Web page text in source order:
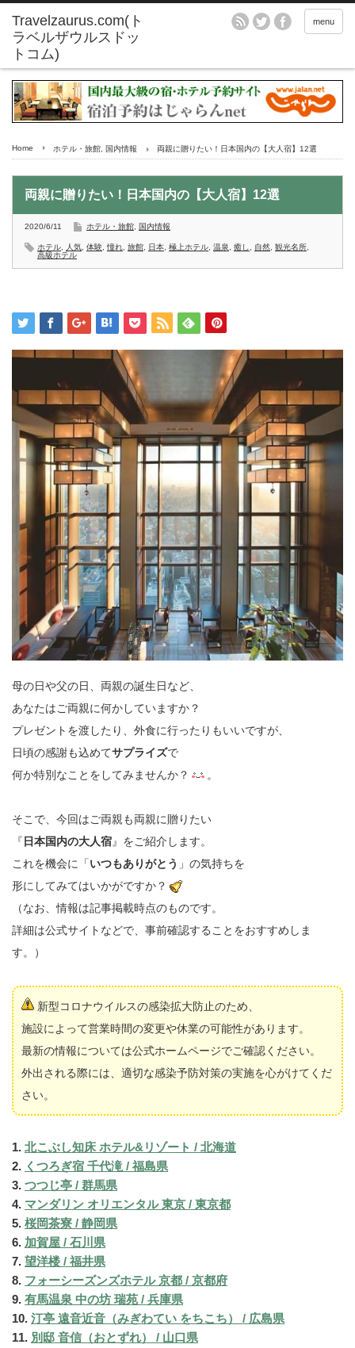
menu
Home ホテル・旅館 国内情報 両親に贈りたい！日本国内の【大人宿】12選
両親に贈りたい！日本国内の【大人宿】12選
2020/6/11 ホテル・旅館 国内情報
ホテル 人気 体験 憧れ 旅館 日本 極上ホテル 温泉 癒し 自然 観光名所
高級ホテル
母の日や父の日、両親の誕生日など、
あなたはご両親に何かしていますか？
プレゼントを渡したり、外食に行ったりもいいですが、
日頃の感謝も込めてサプライズで
何か特別なことをしてみませんか？
。
そこで、今回はご両親も両親に贈りたい
『 日本国内の大人宿』をご紹介します。
これを機会に「いつもありがとう 」の気持ちを
形にしてみてはいかがですか？
（なお、情報は記事掲載時点のものです。
詳細は公式サイトなどで、事前確認することをおすすめしま
す。）
新型コロナウイルスの感染拡大防止のため、
施設によって営業時間の変更や休業の可能性があります。
最新の情報については公式ホームページでご確認ください。
外出される際には、適切な感染予防対策の実施を心がけてくだ
さい。
1. 北こぶし知床 ホテル&リゾート / 北海道
2. くつろぎ宿 千代滝 / 福島県
3. つつじ亭 / 群馬県
4. マンダリン オリエンタル 東京 / 東京都
5. 桜岡茶寮 / 静岡県
6. 加賀屋 / 石川県
7. 望洋楼 / 福井県
8. フォーシーズンズホテル 京都 / 京都府
9. 有馬温泉 中の坊 瑞苑 / 兵庫県
10. 汀亭 遠音近音（みぎわてい をちこち） / 広島県
11. 別邸 音信（おとずれ） / 山口県